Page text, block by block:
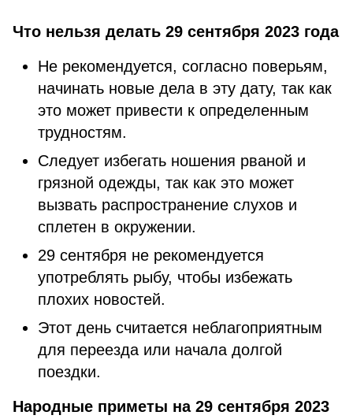
Что нельзя делать 29 сентября 2023 года
Не рекомендуется, согласно поверьям,
начинать новые дела в эту дату, так как
это может привести к определенным
трудностям.
Следует избегать ношения рваной и
грязной одежды, так как это может
вызвать распространение слухов и
сплетен в окружении.
29 сентября не рекомендуется
употреблять рыбу, чтобы избежать
плохих новостей.
Этот день считается неблагоприятным
для переезда или начала долгой
поездки.
Народные приметы на 29 сентября 2023